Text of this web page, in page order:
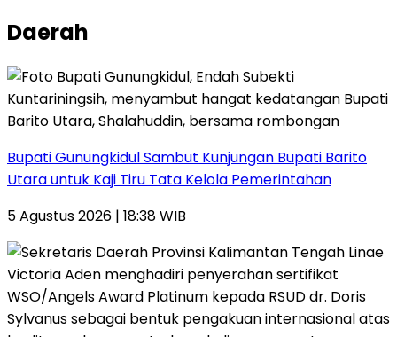
Daerah
Bupati Gunungkidul Sambut Kunjungan Bupati Barito
Utara untuk Kaji Tiru Tata Kelola Pemerintahan
5 Agustus 2026 | 18:38 WIB